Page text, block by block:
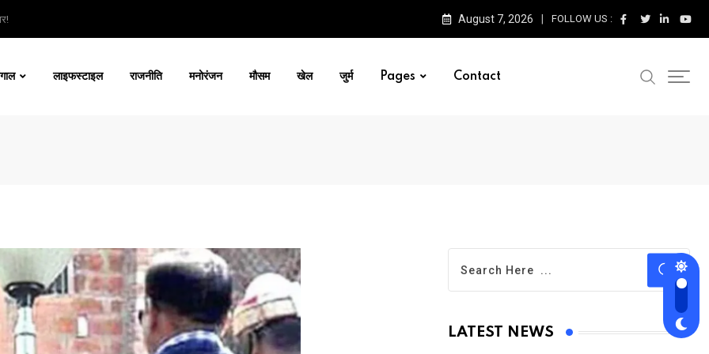
August 7, 2026 FOLLOW US :
लाइफस्टाइल राजनीति मनोरंजन मौसम खेल जुर्म Pages Contact
LATEST NEWS